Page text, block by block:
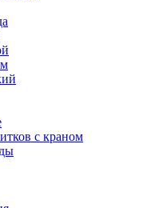
с краном